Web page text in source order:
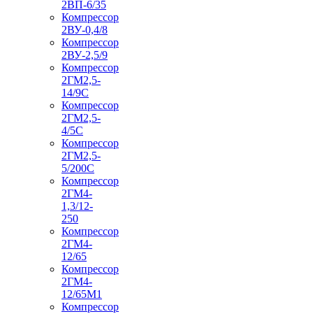
2ВП-6/35
Компрессор
2ВУ-0,4/8
Компрессор
2ВУ-2,5/9
Компрессор
2ГМ2,5-
14/9С
Компрессор
2ГМ2,5-
4/5С
Компрессор
2ГМ2,5-
5/200С
Компрессор
2ГМ4-
1,3/12-
250
Компрессор
2ГМ4-
12/65
Компрессор
2ГМ4-
12/65М1
Компрессор